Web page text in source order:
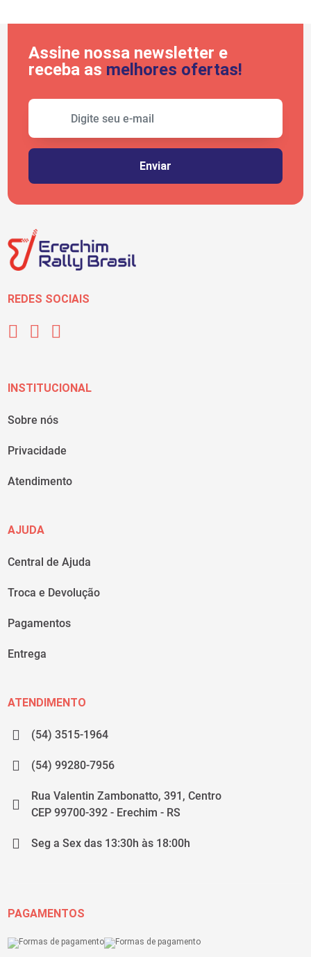
Assine nossa newsletter e
receba as melhores ofertas!
REDES SOCIAIS
INSTITUCIONAL
Sobre nós
Privacidade
Atendimento
AJUDA
Central de Ajuda
Troca e Devolução
Pagamentos
Entrega
ATENDIMENTO
(54) 3515-1964
(54) 99280-7956
Rua Valentin Zambonatto, 391, Centro
CEP 99700-392 - Erechim - RS
Seg a Sex das 13:30h às 18:00h
PAGAMENTOS